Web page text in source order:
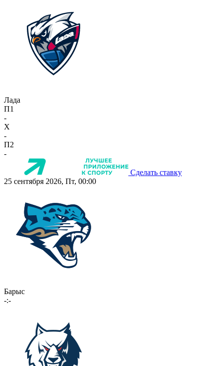
Лада
П1
-
X
-
П2
-
Сделать ставку
25 сентября 2026, Пт, 00:00
Барыс
-:-